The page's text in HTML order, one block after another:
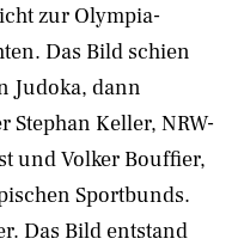
zur Olympia-
Das Bild schien
Judoka, dann
Stephan Keller, NRW-
und Volker Bouffier,
Sportbunds.
Das Bild entstand